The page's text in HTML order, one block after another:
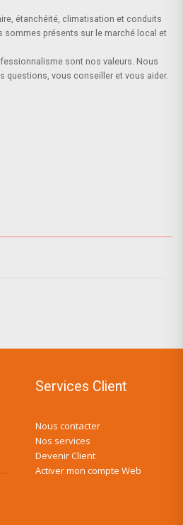
étanchéité, climatisation et conduits
sommes présents sur le marché local et
sont nos valeurs. Nous
questions, vous conseiller et vous aider.
Conditions générales de ventes
Services Client
Nous contacter
Nos services
Devenir Client
Activer mon compte Web